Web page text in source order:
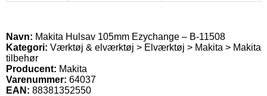
Navn: Makita Hulsav 105mm Ezychange – B-11508
Kategori: Værktøj & elværktøj > Elværktøj > Makita > Makita
tilbehør
Producent: Makita
Varenummer: 64037
EAN: 88381352550